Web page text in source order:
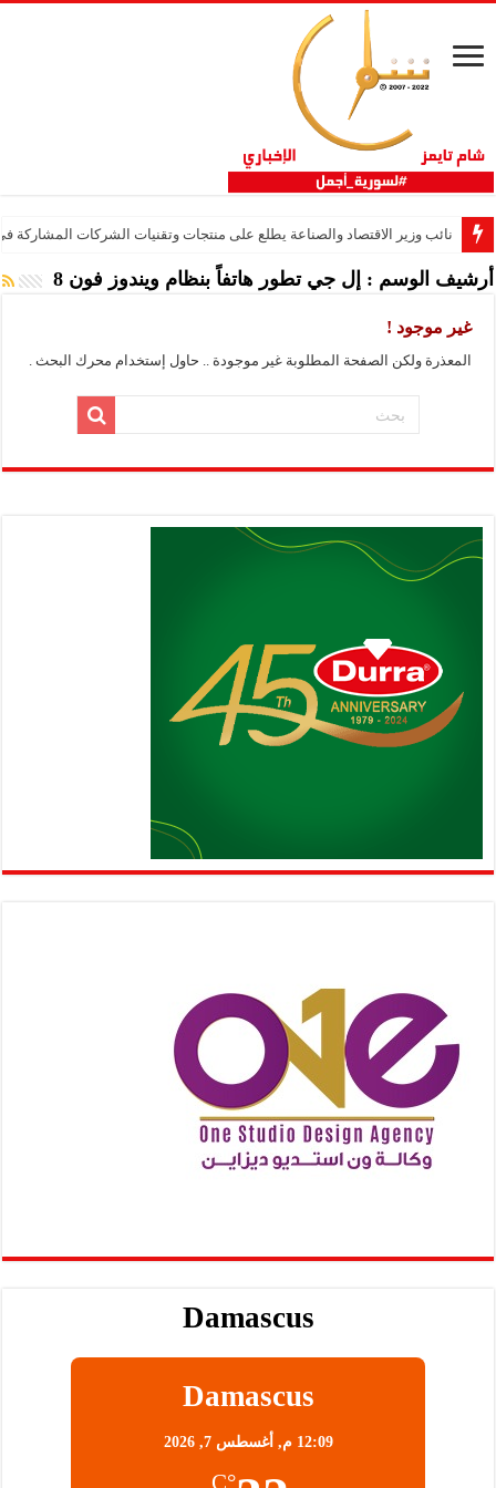
نائب وزير الاقتصاد والصناعة يطلع على منتجات وتقنيات الشركات المشاركة في
أرشيف الوسم : إل جي تطور هاتفاً بنظام ويندوز فون 8
غير موجود !
المعذرة ولكن الصفحة المطلوبة غير موجودة .. حاول إستخدام محرك البحث .
Damascus
Damascus
12:09 م, أغسطس 7, 2026
°C